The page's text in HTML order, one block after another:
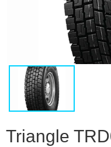
О КОМПАНИИ
Избранное
Сравнение
Личный кабинет
Triangle